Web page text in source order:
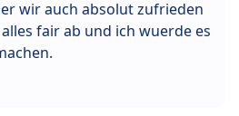
wir auch absolut zufrieden
fair ab und ich wuerde es